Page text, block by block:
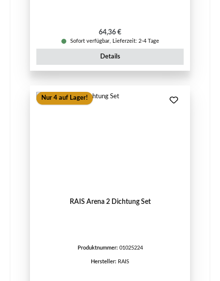
Regulärer Preis:
64,36 €
Sofort verfügbar, Lieferzeit: 2-4 Tage
Details
Nur 4 auf Lager!
RAIS Arena 2 Dichtung Set
Produktnummer: 01025224
Hersteller: RAIS